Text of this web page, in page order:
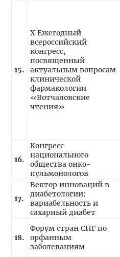
15.
X Ежегодный
всероссийский
конгресс,
посвященный
актуальным вопросам
клинической
фармакологии
«Вотчаловские
чтения»
16.
Конгресс
национального
общества онко-
пульмонологов
17.
Вектор инноваций в
диабетологии:
вариабельность и
сахарный диабет
18.
Форум стран СНГ по
орфанным
заболеваниям